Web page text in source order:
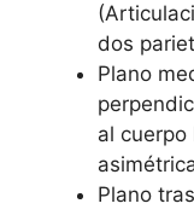
dos
Plano
al
Plano